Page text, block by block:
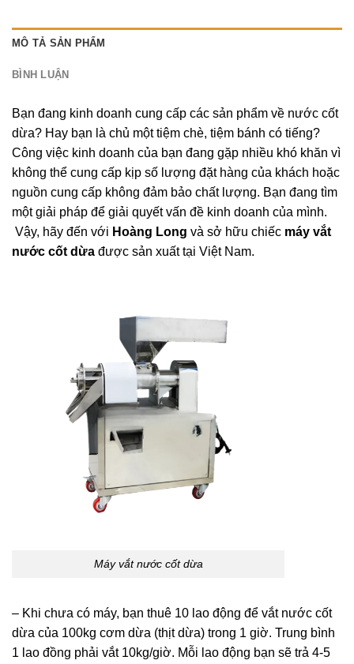
MÔ TẢ SẢN PHẨM
BÌNH LUẬN
Bạn đang kinh doanh cung cấp các sản phẩm về nước cốt
dừa? Hay bạn là chủ một tiệm chè, tiệm bánh có tiếng?
Công việc kinh doanh của bạn đang gặp nhiều khó khăn vì
không thể cung cấp kịp số lượng đặt hàng của khách hoặc
nguồn cung cấp không đảm bảo chất lượng. Bạn đang tìm
một giải pháp để giải quyết vấn đề kinh doanh của mình.
Vậy, hãy đến với Hoàng Long và sở hữu chiếc máy vắt
nước cốt dừa được sản xuất tại Việt Nam.
Máy vắt nước cốt dừa
– Khi chưa có máy, bạn thuê 10 lao động để vắt nước cốt
dừa của 100kg cơm dừa (thịt dừa) trong 1 giờ. Trung bình
1 lao đồng phải vắt 10kg/giờ. Mỗi lao động bạn sẽ trả 4-5